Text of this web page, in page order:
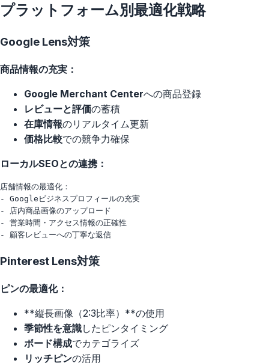
プラットフォーム別最適化戦略
Google Lens対策
商品情報の充実：
Google Merchant Centerへの商品登録
レビューと評価の蓄積
在庫情報のリアルタイム更新
価格比較での競争力確保
ローカルSEOとの連携：
店舗情報の最適化：
- Googleビジネスプロフィールの充実
- 店内商品画像のアップロード
- 営業時間・アクセス情報の正確性
Pinterest Lens対策
ピンの最適化：
**縦長画像（2:3比率）**の使用
季節性を意識したピンタイミング
ボード構成でカテゴライズ
リッチピンの活用